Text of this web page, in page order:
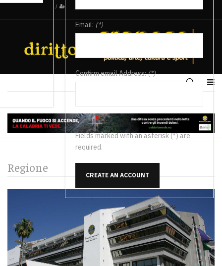
/
Email: (*)
Confirm email Address:(*)
Fields marked with an asterisk (*) are
required.
CREATE AN ACCOUNT
Regione